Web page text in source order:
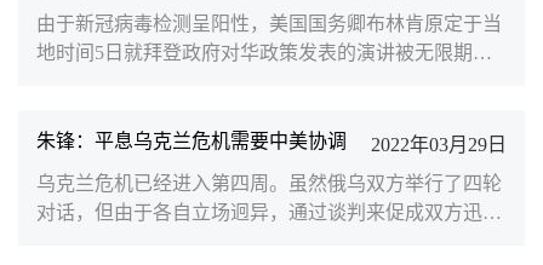
人，中国又应如何应对？南京大学国际关系学院执行院
长、北京大学中外人文交流研究基地学术委员朱锋就此
由于新冠病毒检测呈阳性，美国国务卿布林肯原定于当
地时间5日就拜登政府对华政策发表的演讲被无限期推
告，中国被美国定义为最大的“战略竞争对手”，美国对
华战略开始全面转向“涉华战略竞争”。拜登政府上台之
后，尽管对特朗普的内政外交做出了重大调整，但在对
华关系上仍基本沿袭了上届政府的思维和套路，在诸多
朱锋：平息乌克兰危机需要中美协调
2022年03月29日
乌克兰危机已经进入第四周。虽然俄乌双方举行了四轮
对话，但由于各自立场迥异，通过谈判来促成双方迅速